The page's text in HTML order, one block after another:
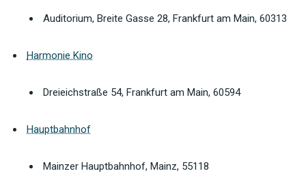
Auditorium, Breite Gasse 28, Frankfurt am Main, 60313
Harmonie Kino
Dreieichstraße 54, Frankfurt am Main, 60594
Hauptbahnhof
Mainzer Hauptbahnhof, Mainz, 55118